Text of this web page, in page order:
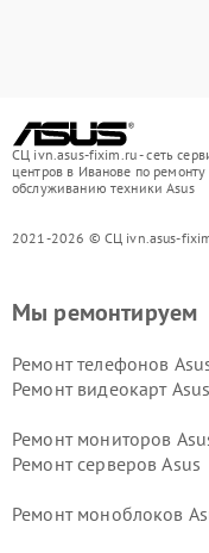
СЦ ivn.asus-fixim.ru - сеть
центров в Иванове по ремонту
обслуживанию техники Asus
2021-2026 © СЦ ivn.asus-
Мы ремонтируем
Ремонт телефонов
Ремонт видеокарт Asus
Ремонт мониторов
Ремонт серверов Asus
Ремонт моноблоков